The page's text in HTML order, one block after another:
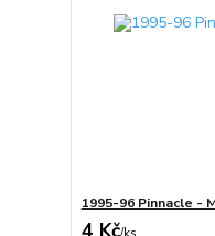
1995-96 Pinnacle -
4 Kč